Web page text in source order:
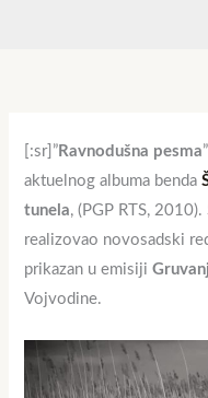
[:sr]” Ravnodušna pesma
aktuelnog albuma benda
tunela, (PGP RTS,
realizovao novosadski
prikazan u emisiji
Vojvodine.